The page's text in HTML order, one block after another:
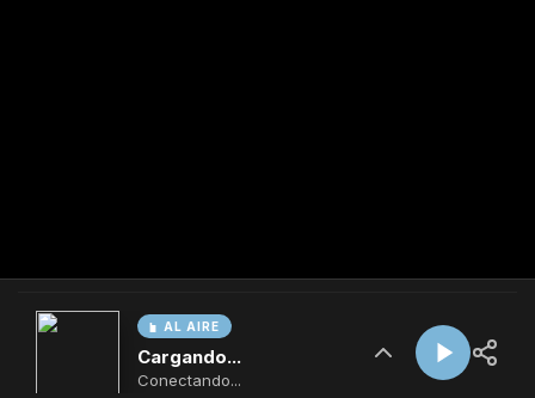
AL AIRE
Cargando...
Conectando...